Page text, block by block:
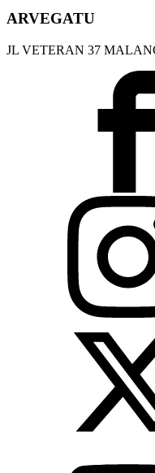
ARVEGATU
JL VETERAN 37